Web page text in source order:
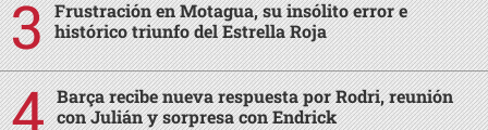
Frustración en Motagua, su insólito error e
histórico triunfo del Estrella Roja
Barça recibe nueva respuesta por Rodri, reunión
con Julián y sorpresa con Endrick